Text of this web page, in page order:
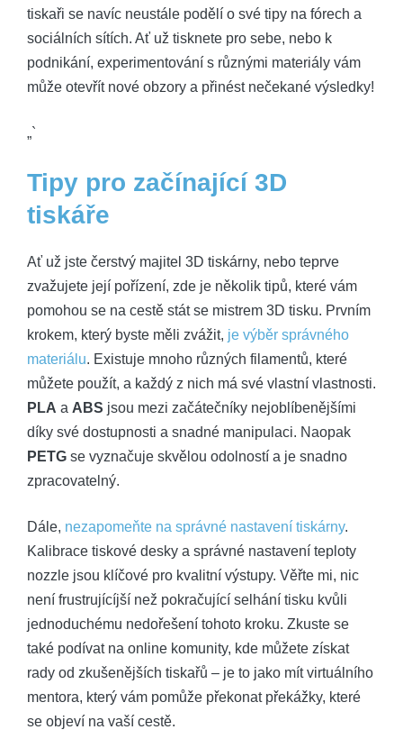
tiskaři se navíc neustále podělí o své tipy na fórech a
sociálních sítích. Ať už tisknete pro sebe, nebo k
podnikání, experimentování s různými materiály vám
může otevřít nové obzory a přinést nečekané výsledky!
„`
Tipy pro začínající 3D
tiskáře
Ať už jste čerstvý majitel 3D tiskárny, nebo teprve
zvažujete její pořízení, zde je několik tipů, které vám
pomohou se na cestě stát se mistrem 3D tisku. Prvním
krokem, který byste měli zvážit, je výběr správného
materiálu. Existuje mnoho různých filamentů, které
můžete použít, a každý z nich má své vlastní vlastnosti.
PLA a ABS jsou mezi začátečníky nejoblíbenějšími
díky své dostupnosti a snadné manipulaci. Naopak
PETG se vyznačuje skvělou odolností a je snadno
zpracovatelný.
Dále, nezapomeňte na správné nastavení tiskárny.
Kalibrace tiskové desky a správné nastavení teploty
nozzle jsou klíčové pro kvalitní výstupy. Věřte mi, nic
není frustrujícíjší než pokračující selhání tisku kvůli
jednoduchému nedořešení tohoto kroku. Zkuste se
také podívat na online komunity, kde můžete získat
rady od zkušenějších tiskařů – je to jako mít virtuálního
mentora, který vám pomůže překonat překážky, které
se objeví na vaší cestě.